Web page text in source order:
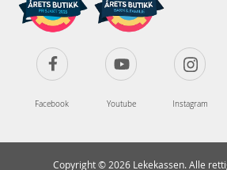
Facebook Youtube Instagram
Copyright © 2026 Lekekassen. Alle